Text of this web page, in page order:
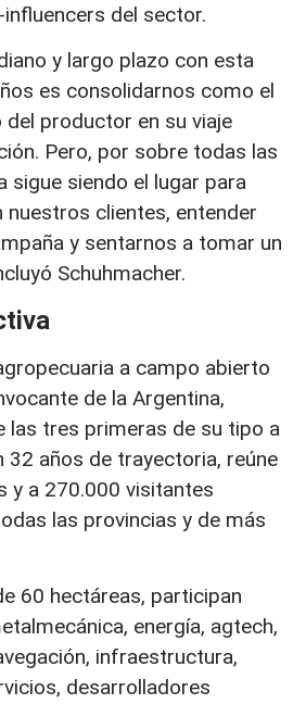
del sector.
y largo plazo con esta
es consolidarnos como el
productor en su viaje
Pero, por sobre todas las
sigue siendo el lugar para
clientes, entender
y sentarnos a tomar un
Schuhmacher.
a campo abierto
de la Argentina,
las tres primeras de su tipo a
32 años de trayectoria, reúne
y a 270.000 visitantes
las provincias y de más
60 hectáreas, participan
energía, agtech,
infraestructura,
desarrolladores